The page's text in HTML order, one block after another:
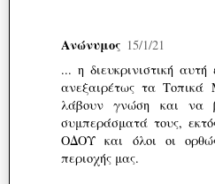
Ανώνυμος 15/1/21
... η διευκρινιστική
ανεξαιρέτως τα
λάβουν γνώση και να
συμπεράσματά τους,
ΟΔΟΥ και όλοι οι
περιοχής μας.